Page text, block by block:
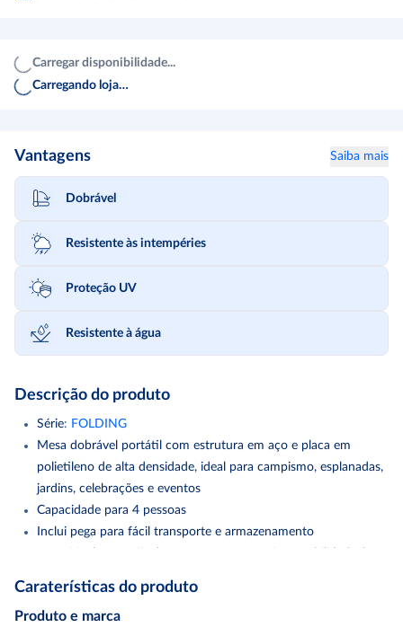
Carregar disponibilidade...
Carregando loja…
Vantagens Saiba mais
Dobrável
Resistente às intempéries
Proteção UV
Resistente à água
Descrição do produto
Série: FOLDING
Mesa dobrável portátil com estrutura em aço e placa em
polietileno de alta densidade, ideal para campismo, esplanadas,
jardins, celebrações e eventos
Capacidade para 4 pessoas
Inclui pega para fácil transporte e armazenamento
Pernas telescópicas com altura regulável em 3 posições
(58/74/90 centímetros)
Caraterísticas do produto
Produto e marca